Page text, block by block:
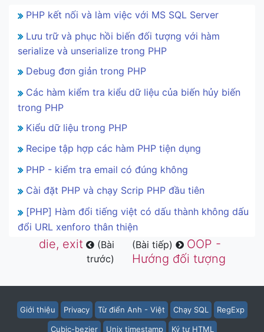
PHP kết nối và làm việc với MS SQL Server
Lưu trữ và phục hồi biến đối tượng với hàm
serialize và unserialize trong PHP
Debug đơn giản trong PHP
Các hàm kiểm tra kiểu dữ liệu của biến hủy biến
trong PHP
Kiểu dữ liệu trong PHP
Recipe tập hợp các hàm PHP tiện dụng
PHP - kiểm tra email có đúng không
Cài đặt PHP và chạy Scrip PHP đầu tiên
[PHP] Hàm đổi tiếng việt có dấu thành không dấu
đổi URL xenforo thân thiện
die, exit
(Bài
trước)
(Bài tiếp)
OOP -
Hướng đối tượng
Giới thiệu Privacy Từ điển Anh - Việt Chạy SQL RegExp
Cubic-bezier Unix timestamp Ký tự HTML